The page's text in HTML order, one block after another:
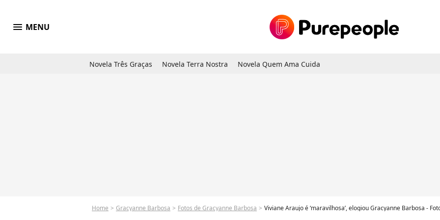
menu MENU
Novela Três Graças Novela Terra Nostra Novela Quem Ama Cuida
Home Gracyanne Barbosa Fotos de Gracyanne Barbosa Viviane Araujo é ‘maravilhosa’, elogiou Gracyanne Barbosa -